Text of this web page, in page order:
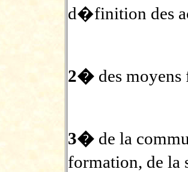
d�finition des
2� des
3� de la
formation, de